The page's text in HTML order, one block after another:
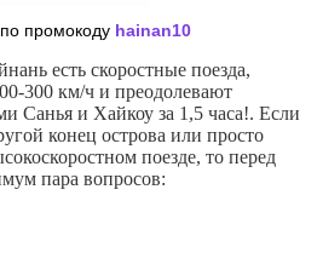
по промокоду hainan10
есть скоростные поезда,
300 км/ч и преодолевают
Санья и Хайкоу за 1,5 часа!. Если
конец острова или просто
поезде, то перед
пара вопросов: